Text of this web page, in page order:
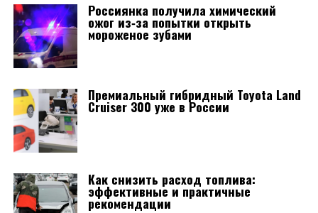
Россиянка получила химический
ожог из‑за попытки открыть
мороженое зубами
Премиальный гибридный Toyota Land
Cruiser 300 уже в России
Как снизить расход топлива:
эффективные и практичные
рекомендации